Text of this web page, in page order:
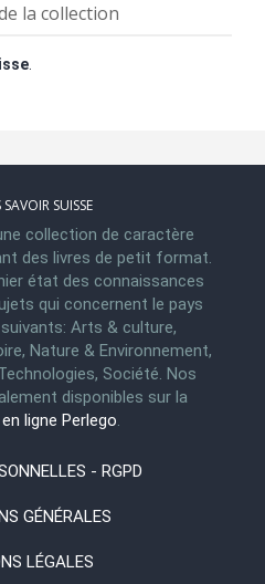
la collection
.
SUISSE
collection de caractère
des livres de petit format.
état des connaissances
qui concernent le pays
Arts & culture,
Nature & Environnement,
Société. Nos
disponibles sur la
ligne Perlego.
- RGPD
GÉNÉRALES
LÉGALES